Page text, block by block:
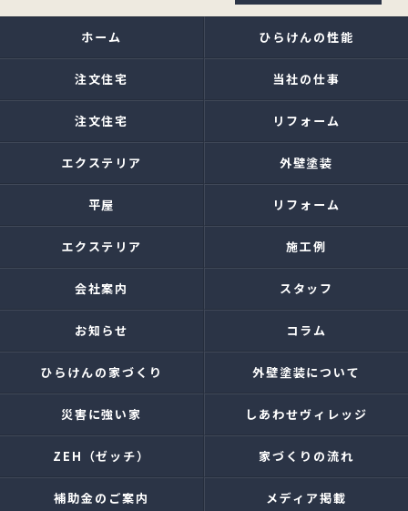
ホーム ひらけんの性能
注文住宅 当社の仕事
注文住宅 リフォーム
エクステリア 外壁塗装
平屋 リフォーム
エクステリア 施工例
会社案内 スタッフ
お知らせ コラム
ひらけんの家づくり 外壁塗装について
災害に強い家 しあわせヴィレッジ
ZEH（ゼッチ） 家づくりの流れ
補助金のご案内 メディア掲載